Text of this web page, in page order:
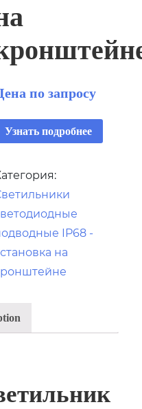
по запросу
Узнать подробнее
IP68 -
на